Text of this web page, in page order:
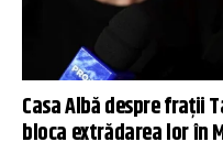
Casa Albă despre frații
bloca extrădarea lor în